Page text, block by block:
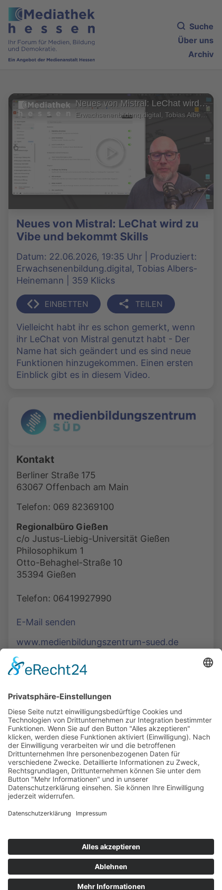
Suche
Über uns
Archiv
Neues von Mistral: LeChat wird zu Vibe und bekommt Skills
Erwachsenenbildung.digital, Tobias Albers-Heinemann
Neues von Mistral: LeChat wird zu
Vibe und bekommt Skills
Datum: 22.06.2026, 19:35 Uhr | Produziert:
Erwachsenenbildung.digital, Tobias Albers-
Heinemann | 359 Klicks
EINBETTEN TEILEN
Vielleicht habt ihr es schon gemerkt, wenn
ihr LeChat von Mistral genutzt habt - Der
Name hat sich geändert und es sind neue
Funktionen hinzugekommen. Einen ersten
Einblick gibt es in diesem Video.
Kontakt
Berliner Straße 175
63067 Offenbach am Main
Telefon: 069 82369100
Regionalbüro Gießen
c/o Justus-Liebig-Universität Gießen
Philosophikum 1
Otto-Behaghel-Straße 10
35394 Gießen
Telefon: 06419927990
E-Mail senden
www.medienbildungszentrum-sued.de
Podcasts, Themen und Informationen.
Entdecken Sie unser Forum für Medien, Bildung
und Demokratie - jederzeit und überall
verfügbar.
Mehr erfahren
COOKIE-EINSTELLUNGEN